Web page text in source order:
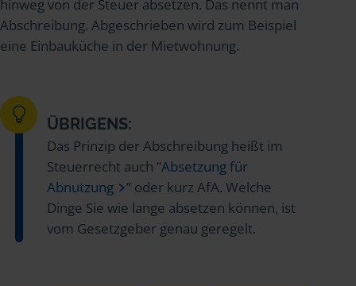
hinweg von der Steuer absetzen. Das nennt man
Abschreibung. Abgeschrieben wird zum Beispiel
eine Einbauküche in der Mietwohnung.
ÜBRIGENS:
Das Prinzip der Abschreibung heißt im
Steuerrecht auch “Absetzung für
Abnutzung
” oder kurz AfA. Welche
Dinge Sie wie lange absetzen können, ist
vom Gesetzgeber genau geregelt.